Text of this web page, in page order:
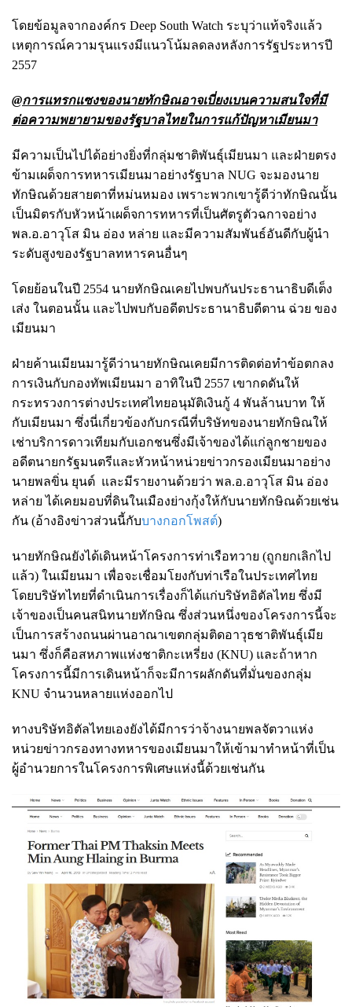
โดยข้อมูลจากองค์กร Deep South Watch ระบุว่าแท้จริงแล้ว
เหตุการณ์ความรุนแรงมีแนวโน้มลดลงหลังการรัฐประหารปี
2557
@การแทรกแซงของนายทักษิณอาจเบี่ยงเบนความสนใจที่มี
ต่อความพยายามของรัฐบาลไทยในการแก้ปัญหาเมียนมา
มีความเป็นไปได้อย่างยิ่งที่กลุ่มชาติพันธุ์เมียนมา และฝ่ายตรง
ข้ามเผด็จการทหารเมียนมาอย่างรัฐบาล NUG จะมองนาย
ทักษิณด้วยสายตาที่หม่นหมอง เพราะพวกเขารู้ดีว่าทักษิณนั้น
เป็นมิตรกับหัวหน้าเผด็จการทหารที่เป็นศัตรูตัวฉกาจอย่าง
พล.อ.อาวุโส มิน อ่อง หล่าย และมีความสัมพันธ์อันดีกับผู้นำ
ระดับสูงของรัฐบาลทหารคนอื่นๆ
โดยย้อนในปี 2554 นายทักษิณเคยไปพบกันประธานาธิบดีเต็ง
เส่ง ในตอนนั้น และไปพบกับอดีตประธานาธิบดีตาน ฉ่วย ของ
เมียนมา
ฝ่ายค้านเมียนมารู้ดีว่านายทักษิณเคยมีการติดต่อทำข้อตกลง
การเงินกับกองทัพเมียนมา อาทิในปี 2557 เขากดดันให้
กระทรวงการต่างประเทศไทยอนุมัติเงินกู้ 4 พันล้านบาท ให้
กับเมียนมา ซึ่งนี่เกี่ยวข้องกับกรณีที่บริษัทของนายทักษิณให้
เช่าบริการดาวเทียมกับเอกชนซึ่งมีเจ้าของได้แก่ลูกชายของ
อดีตนายกรัฐมนตรีและหัวหน้าหน่วยข่าวกรองเมียนมาอย่าง
นายพลขิ่น ยุนต์ และมีรายงานด้วยว่า พล.อ.อาวุโส มิน อ่อง
หล่าย ได้เคยมอบที่ดินในเมืองย่างกุ้งให้กับนายทักษิณด้วยเช่น
กัน (อ้างอิงข่าวส่วนนี้กับบางกอกโพสต์)
นายทักษิณยังได้เดินหน้าโครงการท่าเรือทวาย (ถูกยกเลิกไป
แล้ว) ในเมียนมา เพื่อจะเชื่อมโยงกับท่าเรือในประเทศไทย
โดยบริษัทไทยที่ดำเนินการเรื่องก็ได้แก่บริษัทอิตัลไทย ซึ่งมี
เจ้าของเป็นคนสนิทนายทักษิณ ซึ่งส่วนหนึ่งของโครงการนี้จะ
เป็นการสร้างถนนผ่านอาณาเขตกลุ่มติดอาวุธชาติพันธุ์เมีย
นมา ซึ่งก็คือสหภาพแห่งชาติกะเหรี่ยง (KNU) และถ้าหาก
โครงการนี้มีการเดินหน้าก็จะมีการผลักดันที่มั่นของกลุ่ม
KNU จำนวนหลายแห่งออกไป
ทางบริษัทอิตัลไทยเองยังได้มีการว่าจ้างนายพลจัตวาแห่ง
หน่วยข่าวกรองทางทหารของเมียนมาให้เข้ามาทำหน้าที่เป็น
ผู้อำนวยการในโครงการพิเศษแห่งนี้ด้วยเช่นกัน